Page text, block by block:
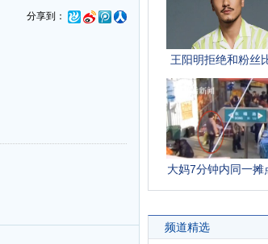
分享到：